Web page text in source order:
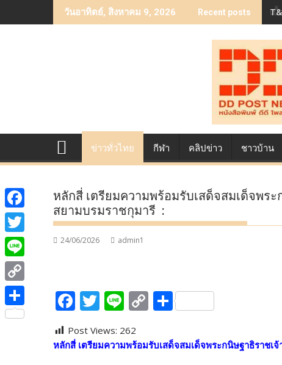
to
วันอาทิตย์, สิงหาคม 9, 2026 Recent posts เ
ข่าวทั่วไทย กีฬา คลิปข่าว ชาวบ้าน
หลักสี่ เตรียมความพร้อมรับเสด็จสมเด็จพร
สยามบรมราชกุมารี :
24/06/2026 admin1
F
e
T
itt
Li
e
C
p
S
ar
Post Views: 262
หลักสี่ เตรียมความพร้อมรับเสด็จสมเด็จพระกนิษฐาธิราช
F
a
c
e
b
o
T
w
i
t
t
L
i
n
C
o
S